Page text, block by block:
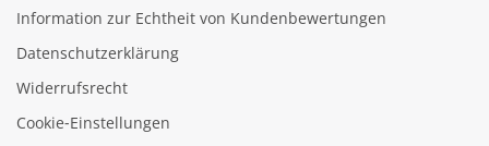
Information zur Echtheit von Kundenbewertungen
Datenschutzerklärung
Widerrufsrecht
Cookie‑Einstellungen